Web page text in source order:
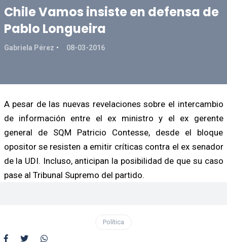
Chile Vamos insiste en defensa de
Pablo Longueira
Gabriela Pérez 08-03-2016
A pesar de las nuevas revelaciones sobre el intercambio
de información entre el ex ministro y el ex gerente
general de SQM Patricio Contesse, desde el bloque
opositor se resisten a emitir críticas contra el ex senador
de la UDI. Incluso, anticipan la posibilidad de que su caso
pase al Tribunal Supremo del partido.
Política